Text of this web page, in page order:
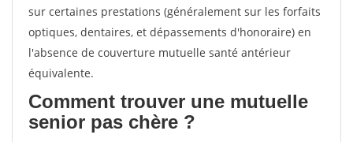
sur certaines prestations (généralement sur les forfaits
optiques, dentaires, et dépassements d'honoraire) en
l'absence de couverture mutuelle santé antérieur
équivalente.
Comment trouver une mutuelle
senior pas chère ?